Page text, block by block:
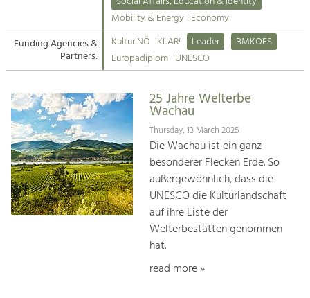
Suche
Impressum
Kontakt
Tourism
Offer Development and Positioning
Art & Culture
Crafts, Science and Research.
Social Affairs, Education
& Identity
Equality, Youth and Integration.
Climate Change, Public Transport and
Mobility & Energy Economy
Funding Agencies &
Partners:
Kultur NÖ KLAR! Leader
BMKOES
Europadiplom UNESCO
25 Jahre Welterbe
Wachau
Thursday, 13 March 2025
Die Wachau ist ein ganz
besonderer Flecken Erde. So
außergewöhnlich, dass die
UNESCO die Kulturlandschaft
auf ihre Liste der
Welterbestätten genommen
hat.
read more »